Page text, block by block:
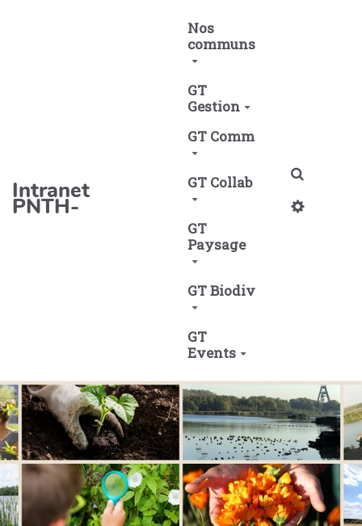
Aller au contenu principal
Intranet
PNTH-
Nos
communs
GT
Gestion
GT Comm
GT Collab
GT
Paysage
GT Biodiv
GT
Events